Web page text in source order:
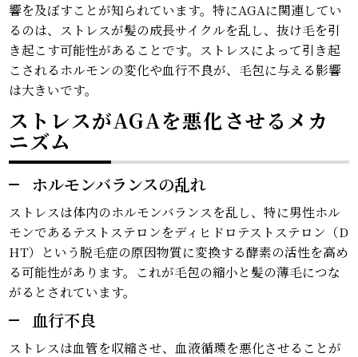
響を及ぼすことが知られています。特にAGAに関連してい
るのは、ストレスが髪の成長サイクルを乱し、抜け毛を引
き起こす可能性があることです。ストレスによって引き起
こされるホルモンの変化や血行不良が、毛包に与える影響
は大きいです。
ストレスがAGAを悪化させるメカ
ニズム
ホルモンバランスの乱れ
ストレスは体内のホルモンバランスを乱し、特に男性ホル
モンであるテストステロンをディヒドロテストステロン（D
HT）という脱毛症の原因物質に変換する酵素の活性を高め
る可能性があります。これが毛包の縮小と髪の薄毛につな
がるとされています。
血行不良
ストレスは血管を収縮させ、血液循環を悪化させることが